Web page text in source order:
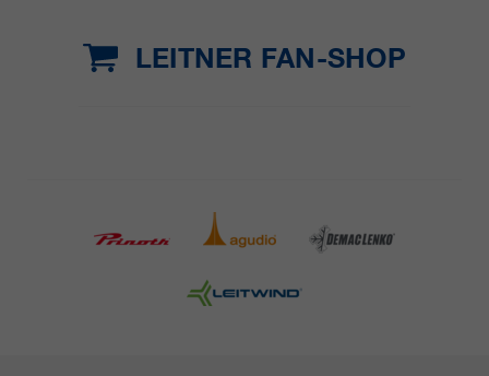
LEITNER FAN-SHOP